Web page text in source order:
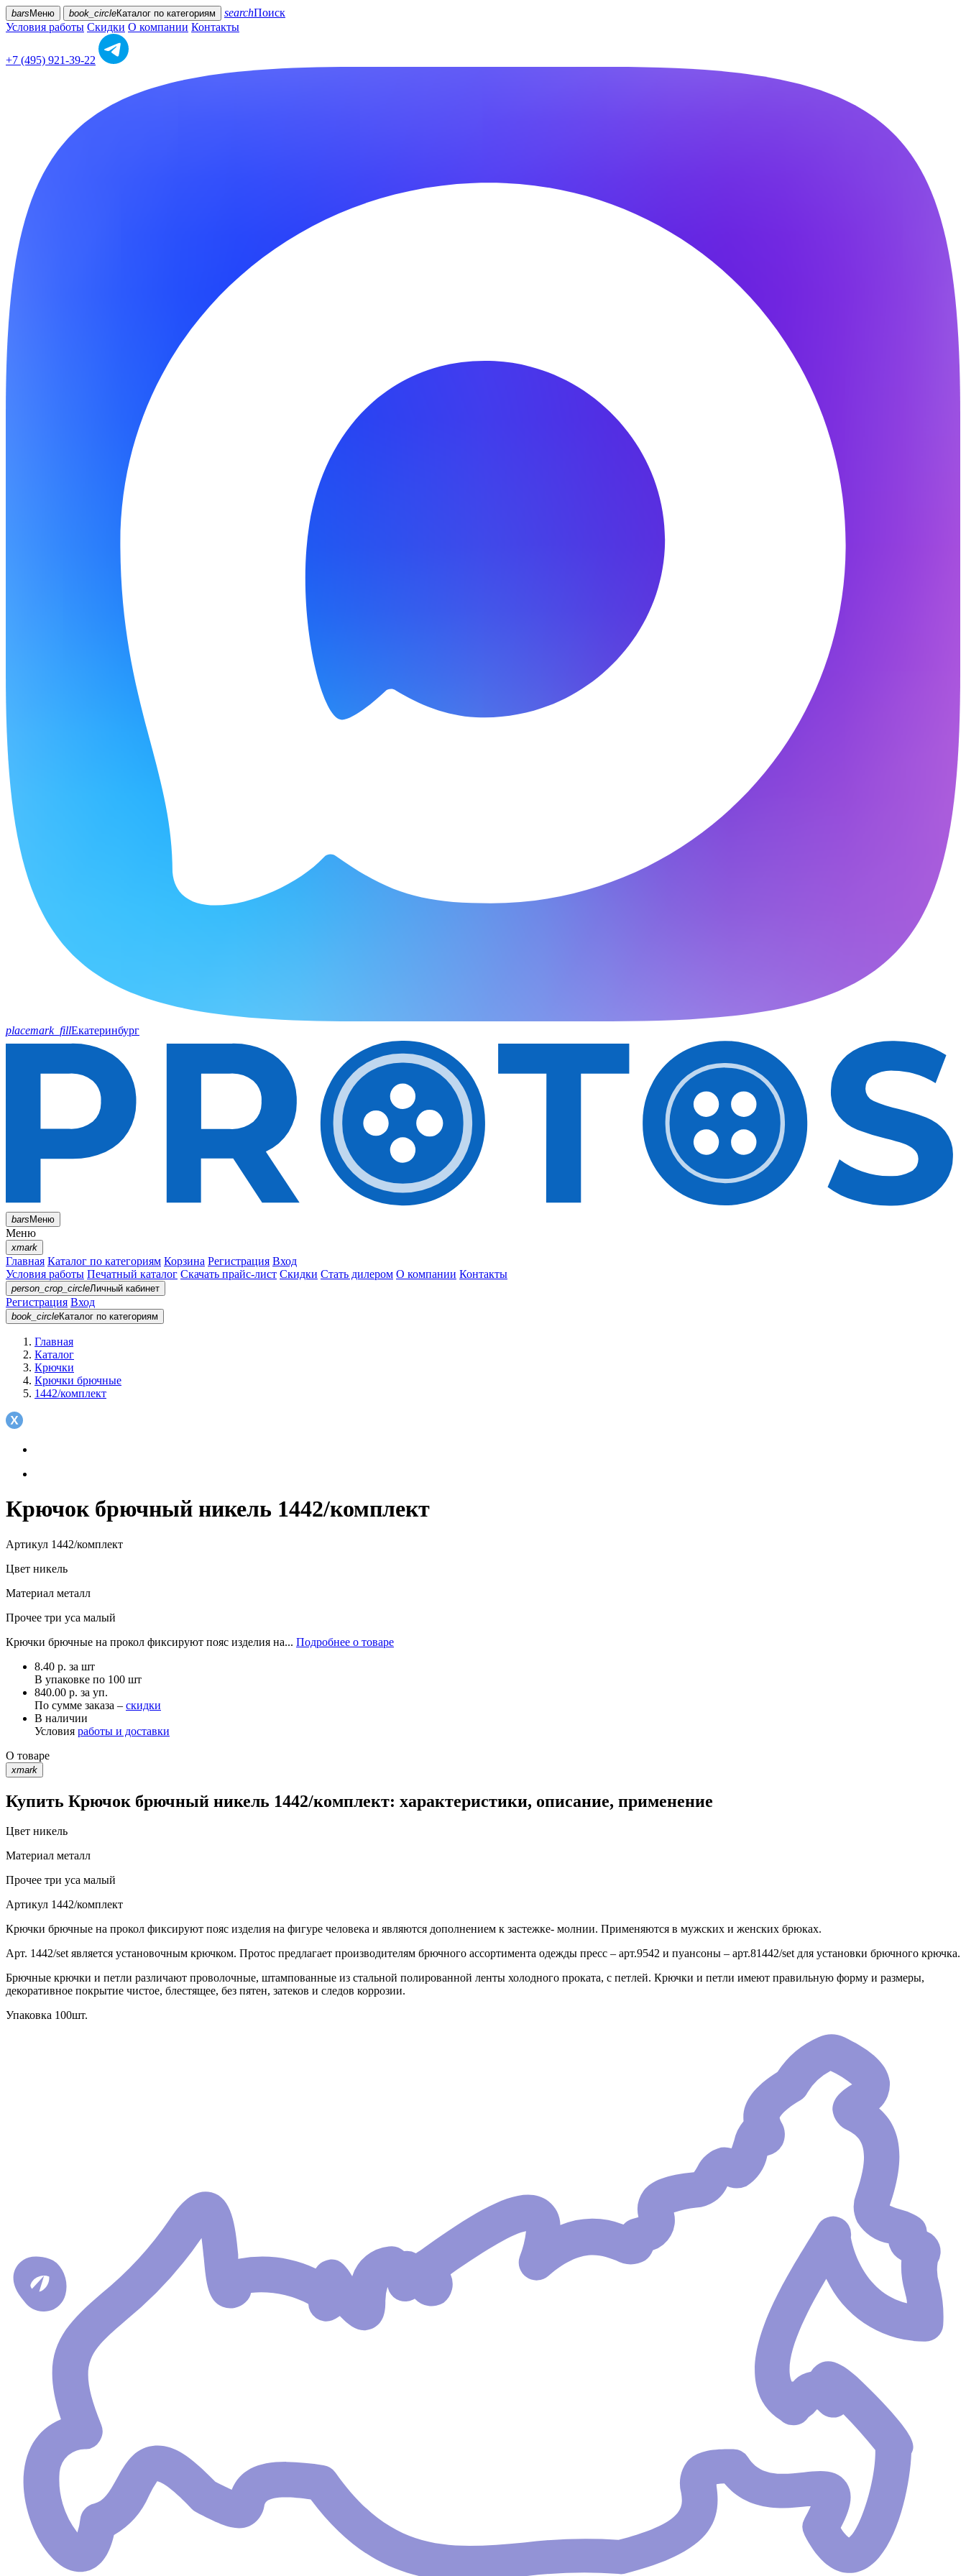
bars Меню book_circleКаталог по категориям searchПоиск
Условия работы Скидки О компании Контакты
+7 (495) 921-39-22
placemark_fillЕкатеринбург
barsМеню
Меню
xmark
Главная Каталог по категориям Корзина Регистрация Вход
Условия работы Печатный каталог Скачать прайс-лист Скидки Стать дилером О компании Контакты
person_crop_circleЛичный кабинет
Регистрация Вход
book_circleКаталог по категориям
Главная
Каталог
Крючки
Крючки брючные
1442/комплект
Крючок брючный никель 1442/комплект
Артикул 1442/комплект
Цвет никель
Материал металл
Прочее три уса малый
Крючки брючные на прокол фиксируют пояс изделия на... Подробнее о товаре
8.40 р. за шт
В упаковке по 100 шт
840.00 р. за уп.
По сумме заказа – скидки
В наличии
Условия работы и доставки
О товаре
xmark
Купить Крючок брючный никель 1442/комплект: характеристики, описание, применение
Цвет никель
Материал металл
Прочее три уса малый
Артикул 1442/комплект
Крючки брючные на прокол фиксируют пояс изделия на фигуре человека и являются дополнением к застежке- молнии. Применяются в мужских и женских брюках.
Арт. 1442/set является установочным крючком. Протос предлагает производителям брючного ассортимента одежды пресс – арт.9542 и пуансоны – арт.81442/set для установки брючного крючка.
Брючные крючки и петли различают проволочные, штампованные из стальной полированной ленты холодного проката, с петлей. Крючки и петли имеют правильную форму и размеры,
декоративное покрытие чистое, блестящее, без пятен, затеков и следов коррозии.
Упаковка 100шт.